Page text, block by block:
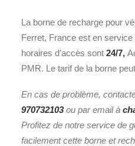
La borne de recharge pour
Ferret, France est en service
horaires d’accès sont 24/7,
PMR. Le tarif de la borne
En cas de problème,
970732103ou par email à
Profitez de notre service de
facilement cette borne et